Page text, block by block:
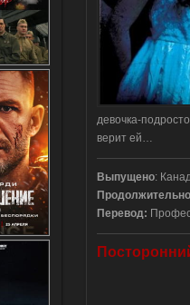
девочка-
верит ей…
Выпущено:
Перевод: